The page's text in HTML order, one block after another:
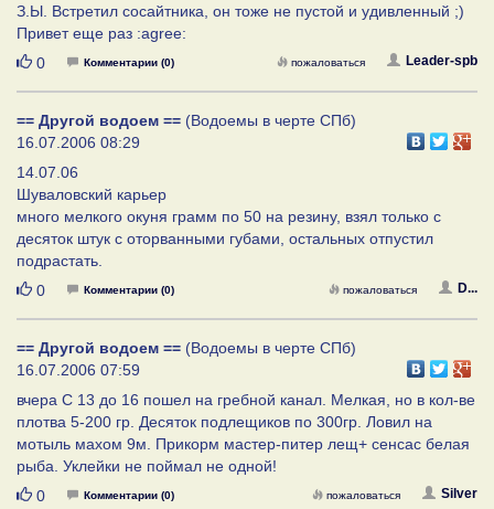
З.Ы. Встретил сосайтника, он тоже не пустой и удивленный ;)
Привет еще раз :agree:
Нравится
0 Комментарии (0) Leader-spb
пожаловаться
== Другой водоем == (Водоемы в черте СПб)
16.07.2006 08:29
14.07.06
Шуваловский карьер
много мелкого окуня грамм по 50 на резину, взял только с
десяток штук с оторванными губами, остальных отпустил
подрастать.
Нравится
0 Комментарии (0) D...
пожаловаться
== Другой водоем == (Водоемы в черте СПб)
16.07.2006 07:59
вчера С 13 до 16 пошел на гребной канал. Мелкая, но в кол-ве
плотва 5-200 гр. Десяток подлещиков по 300гр. Ловил на
мотыль махом 9м. Прикорм мастер-питер лещ+ сенсас белая
рыба. Уклeйки не поймал не одной!
Нравится
0 Комментарии (0) Silver
пожаловаться